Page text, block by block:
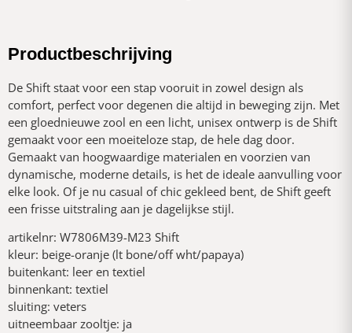
Productbeschrijving
De Shift staat voor een stap vooruit in zowel design als
comfort, perfect voor degenen die altijd in beweging zijn. Met
een gloednieuwe zool en een licht, unisex ontwerp is de Shift
gemaakt voor een moeiteloze stap, de hele dag door.
Gemaakt van hoogwaardige materialen en voorzien van
dynamische, moderne details, is het de ideale aanvulling voor
elke look. Of je nu casual of chic gekleed bent, de Shift geeft
een frisse uitstraling aan je dagelijkse stijl.
artikelnr: W7806M39-M23 Shift
kleur: beige-oranje (lt bone/off wht/papaya)
buitenkant: leer en textiel
binnenkant: textiel
sluiting: veters
uitneembaar zooltje: ja